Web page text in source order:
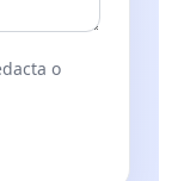
o